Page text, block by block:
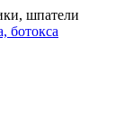
шпатели
ботокса